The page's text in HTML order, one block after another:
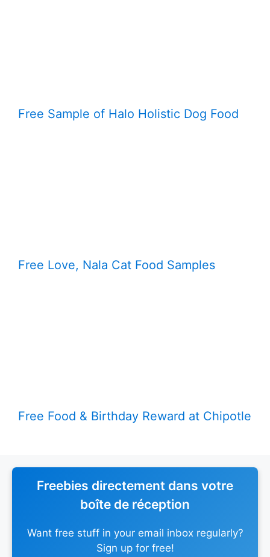
Free Sample of Halo Holistic Dog Food
Free Love, Nala Cat Food Samples
Free Food & Birthday Reward at Chipotle
Freebies directement dans votre
boîte de réception
Want free stuff in your email inbox regularly?
Sign up for free!